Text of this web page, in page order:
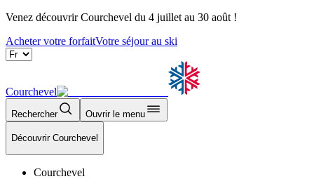
Venez découvrir Courchevel du 4 juillet au 30 août !
Acheter votre forfaitVotre séjour au ski
Courchevel
Rechercher Ouvrir le menu
Découvrir Courchevel
Courchevel